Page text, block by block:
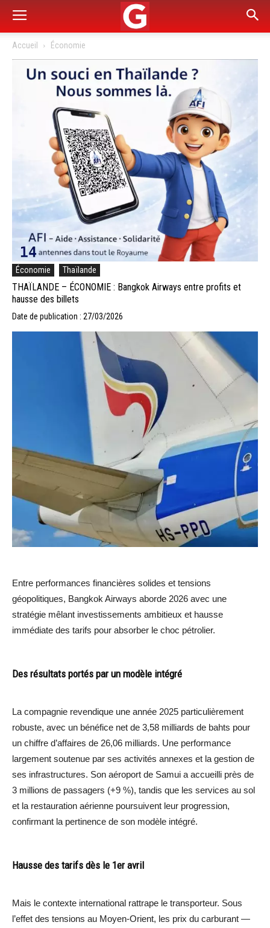
Accueil Économie
Économie Thaïlande
THAÏLANDE – ÉCONOMIE : Bangkok Airways entre profits et
hausse des billets
Date de publication : 27/03/2026
Entre performances financières solides et tensions
géopolitiques, Bangkok Airways aborde 2026 avec une
stratégie mêlant investissements ambitieux et hausse
immédiate des tarifs pour absorber le choc pétrolier.
Des résultats portés par un modèle intégré
La compagnie revendique une année 2025 particulièrement
robuste, avec un bénéfice net de 3,58 milliards de bahts pour
un chiffre d’affaires de 26,06 milliards. Une performance
largement soutenue par ses activités annexes et la gestion de
ses infrastructures. Son aéroport de Samui a accueilli près de
3 millions de passagers (+9 %), tandis que les services au sol
et la restauration aérienne poursuivent leur progression,
confirmant la pertinence de son modèle intégré.
Hausse des tarifs dès le 1er avril
Mais le contexte international rattrape le transporteur. Sous
l’effet des tensions au Moyen-Orient, les prix du carburant —